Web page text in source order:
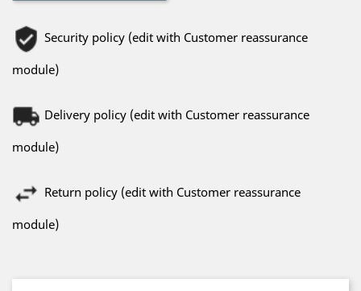
Security policy (edit with Customer reassurance
module)
Delivery policy (edit with Customer reassurance
module)
Return policy (edit with Customer reassurance
module)